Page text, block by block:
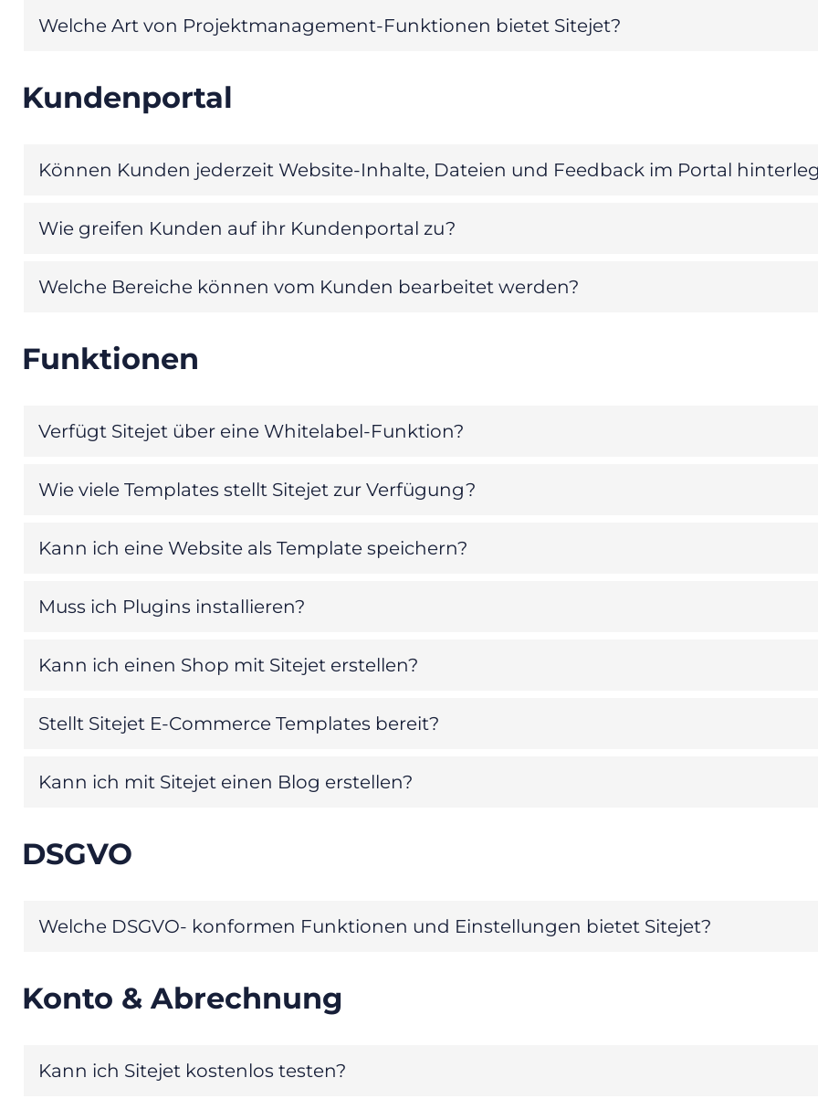
Welche Art von Projektmanagement-Funktionen bietet Sitejet?
Kundenportal
Können Kunden jederzeit Website-Inhalte, Dateien und Feedback im Portal
Wie greifen Kunden auf ihr Kundenportal zu?
Welche Bereiche können vom Kunden bearbeitet werden?
Funktionen
Verfügt Sitejet über eine Whitelabel-Funktion?
Wie viele Templates stellt Sitejet zur Verfügung?
Kann ich eine Website als Template speichern?
Muss ich Plugins installieren?
Kann ich einen Shop mit Sitejet erstellen?
Stellt Sitejet E-Commerce Templates bereit?
Kann ich mit Sitejet einen Blog erstellen?
DSGVO
Welche DSGVO- konformen Funktionen und Einstellungen bietet Sitejet?
Konto & Abrechnung
Kann ich Sitejet kostenlos testen?